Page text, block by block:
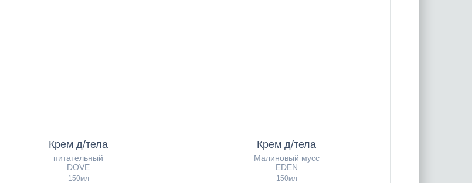
Крем д/тела
питательный
DOVE
150мл
Крем д/тела
Малиновый мусс
EDEN
150мл